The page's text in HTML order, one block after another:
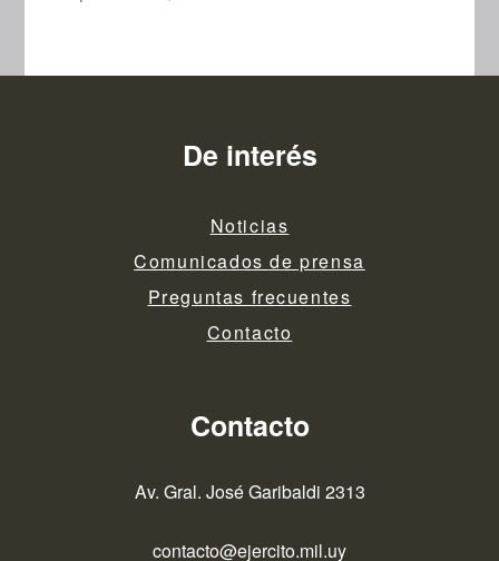
De interés
Noticias
Comunicados de prensa
Preguntas frecuentes
Contacto
Contacto
Av. Gral. José Garibaldi 2313
contacto@ejercito.mil.uy